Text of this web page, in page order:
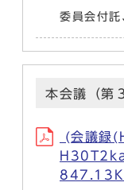
委員会付
本会議（第
(会議録